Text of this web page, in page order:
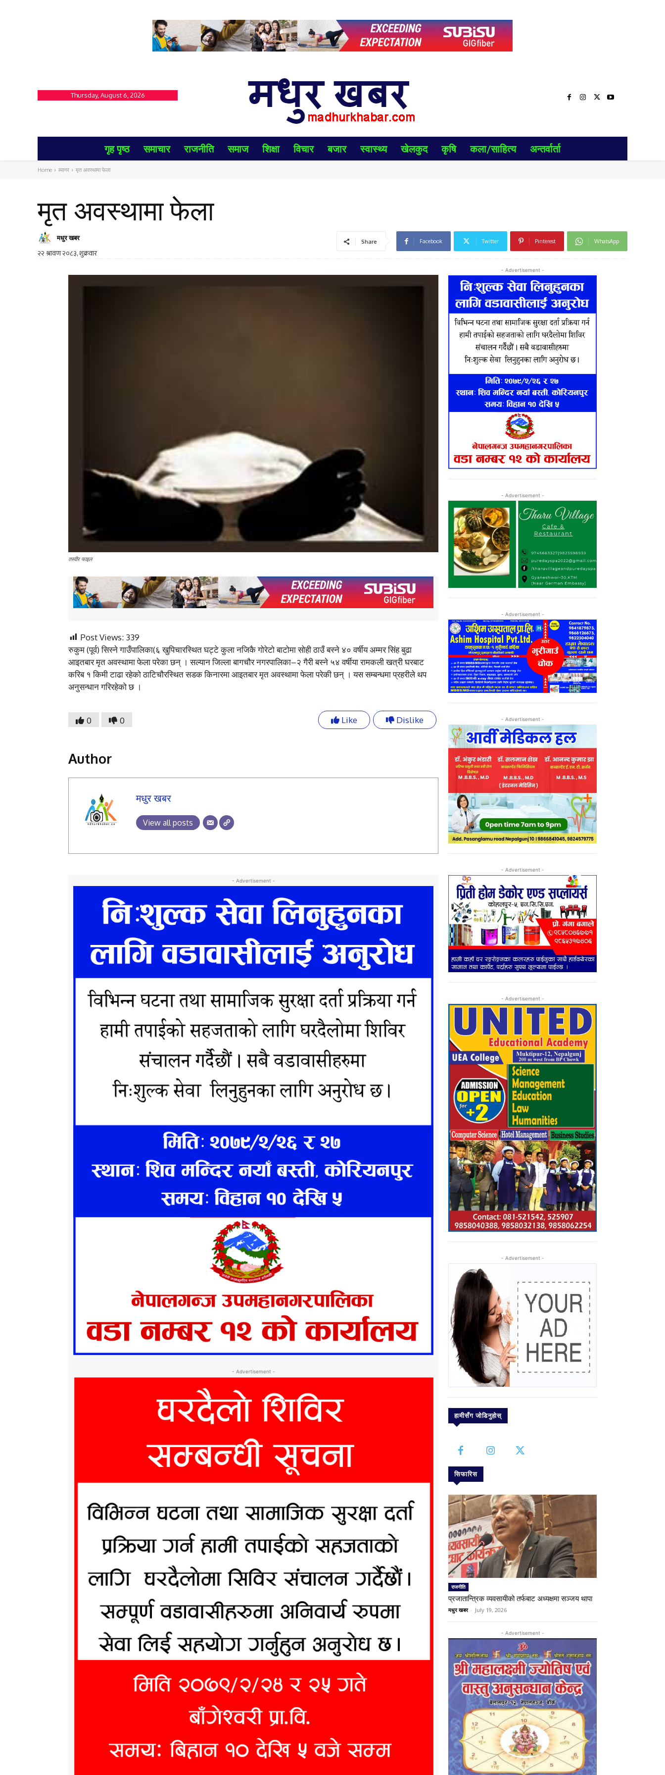
Thursday, August 6, 2026
गृह पृष्ठ समाचार राजनीति समाज शिक्षा विचार बजार स्वास्थ्य खेलकुद कृषि कला/साहित्य अन्तर्वार्ता
Home ब्यानर मृत अवस्थामा फेला
मृत अवस्थामा फेला
मधुर खबर
Share Facebook Twitter Pinterest WhatsApp
तस्वीर फाइल
Post Views: 339
रुकुम (पूर्व) सिस्ने गाउँपालिका(६ खुपिचारस्थित घट्टे कुला नजिकै गोरेटो बाटोमा सोही ठाउँ बस्ने ४० वर्षीय अम्मर सिंह बुढा
आइतबार मृत अवस्थामा फेला परेका छन् । सल्यान जिल्ला बागचौर नगरपालिका–२ गैरी बस्ने ५४ वर्षीया रामकली खत्री घरबाट
करिब १ किमी टाढा रहेको ठाटिचौरस्थित सडक किनारमा आइतबार मृत अवस्थामा फेला परेकी छन् । यस सम्बन्धमा प्रहरीले थप
अनुसन्धान गरिरहेको छ ।
0 0 Like Dislike
Author
मधुर खबर
View all posts
- Advertisement -
- Advertisement -
- Advertisement -
- Advertisement -
- Advertisement -
- Advertisement -
- Advertisement -
- Advertisement -
- Advertisement -
हामीसँग जोडिनुहोस्
सिफारिस
राजनीति
प्रजातान्त्रिक व्यवसायीको तर्फबाट अध्यक्षमा सञ्जय थापा
मधुर खबर - July 19, 2026
- Advertisement -